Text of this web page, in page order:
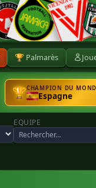
🏆 Palmarès
🏆CHAMPION DU
Espagne
EQUIPE